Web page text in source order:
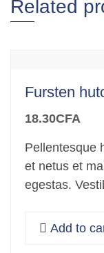
Related
Fursten
18.30CFA
Pellentesque
et netus et
egestas.
libero sit
Add to